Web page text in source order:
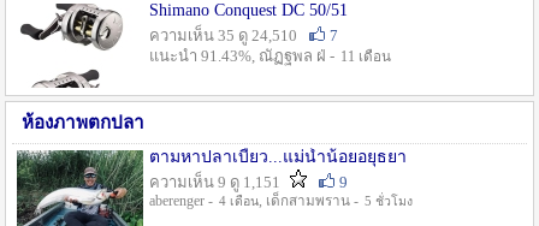
Shimano Conquest DC 50/51
ความเห็น 35 ดู 24,510
7
แนะนำ 91.43%, ณัฏฐพล ฝ่ - 11 เดือน
ห้องภาพตกปลา
ตามหาปลาเบี้ยว...แม่น้ำน้อยอยุธยา
ความเห็น 9 ดู 1,151
9
aberenger - 4 เดือน, เด็กสามพราน - 5 ชั่วโมง